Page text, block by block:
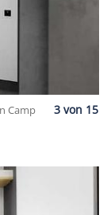
Camp